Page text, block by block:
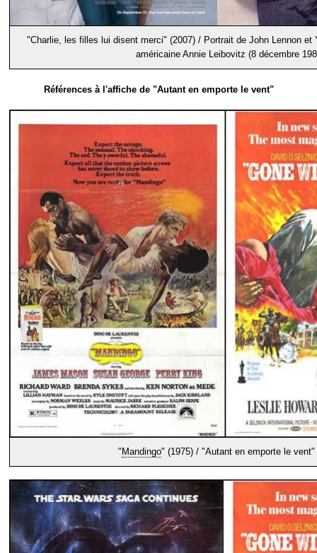
"Charlie, les filles lui disent merci" (2007) / Portrait de John Lennon et
américaine Annie Leibovitz (8 décembre
Références à l'affiche de "Autant en emporte le vent"
"Mandingo" (1975) / "Autant en emporte le vent"